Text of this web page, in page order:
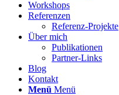
Workshops
Referenzen
Referenz-Projekte
Über mich
Publikationen
Partner-Links
Blog
Kontakt
Menü Menü